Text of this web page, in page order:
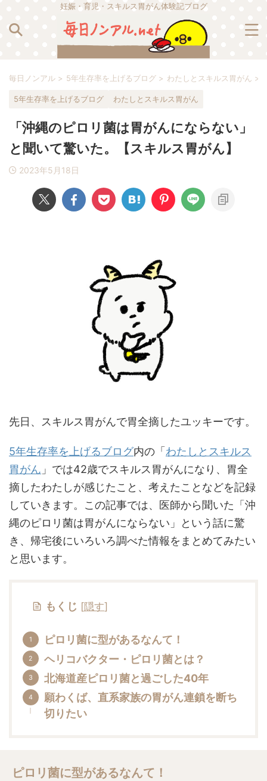
妊娠・育児・スキルス胃がん体験記ブログ
毎日ノンアル > 5年生存率を上げるブログ > わたしとスキルス胃がん >
5年生存率を上げるブログ わたしとスキルス胃がん
「沖縄のピロリ菌は胃がんにならない」
と聞いて驚いた。【スキルス胃がん】
2023年5月18日
先日、スキルス胃がんで胃全摘したユッキーです。
5年生存率を上げるブログ内の「わたしとスキルス
胃がん 」では42歳でスキルス胃がんになり、胃全
摘したわたしが感じたこと、考えたことなどを記録
していきます。この記事では、医師から聞いた「沖
縄のピロリ菌は胃がんにならない」という話に驚
き、帰宅後にいろいろ調べた情報をまとめてみたい
と思います。
もくじ [隠す]
ピロリ菌に型があるなんて！
ヘリコバクター・ピロリ菌とは？
北海道産ピロリ菌と過ごした40年
願わくば、直系家族の胃がん連鎖を断ち
切りたい
ピロリ菌に型があるなんて！